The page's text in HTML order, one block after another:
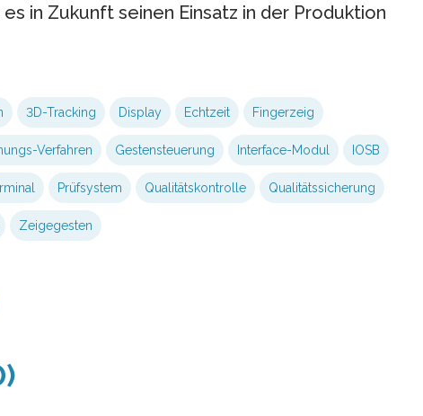
in Zukunft seinen Einsatz in der Produktion
3D-Tracking Display Echtzeit Fingerzeig
Verfahren Gestensteuerung Interface-Modul IOSB
Prüfsystem Qualitätskontrolle Qualitätssicherung
Zeigegesten